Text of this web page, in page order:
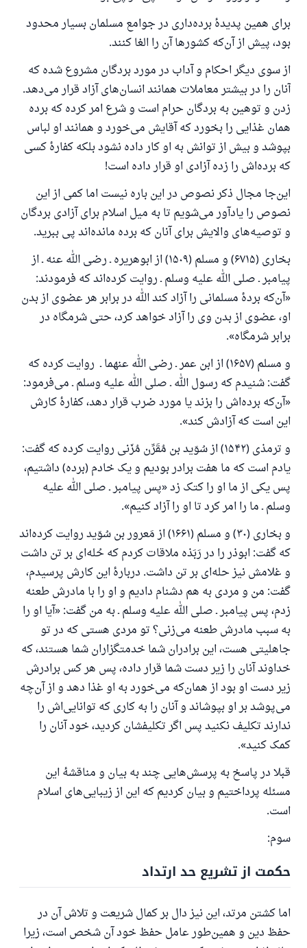
برای همین پدیدهٔ برده‌داری در جوامع مسلمان بسیار محدود
بود، پیش از آن‌که کشورها آن را الغا کنند.
از سوی دیگر احکام و آداب در مورد بردگان مشروع شده که
آنان را در بیشتر معاملات همانند انسان‌های آزاد قرار می‌دهد.
زدن و توهین به بردگان حرام است و شرع امر کرده که برده
همان غذایی را بخورد که آقایش می‌خورد و همانند او لباس
بپوشد و بیش از توانش به او کار داده نشود بلکه کفارهٔ کسی
که برده‌اش را زده آزادی او قرار داده است!
این‌جا مجال ذکر نصوص در این باره نیست اما کمی از این
نصوص را یادآور می‌شویم تا به میل اسلام برای آزادی بردگان
و توصیه‌های والایش برای آنان که برده مانده‌اند پی ببرید.
بخاری (۶۷۱۵) و مسلم (۱۵۰۹) از ابوهریره ـ رضی الله عنه ـ از
پیامبر ـ صلی الله علیه وسلم ـ روایت کرده‌اند که فرمودند:
«آن‌که بردهٔ مسلمانی را آزاد کند الله در برابر هر عضوی از بدن
او، عضوی از بدن وی را آزاد خواهد کرد، حتی شرمگاه در
برابر شرمگاه».
و مسلم (۱۶۵۷) از ابن عمر ـ رضی الله عنهما ـ روایت کرده که
گفت: شنیدم که رسول الله ـ صلی الله علیه وسلم ـ می‌فرمود:
«آن‌که برده‌اش را بزند یا مورد ضرب قرار دهد، کفارهٔ کارش
این است که آزادش کند».
و ترمذی (۱۵۴۲) از سُوَید بن مُقَرِّن مُزَنی روایت کرده که گفت:
یادم است که ما هفت برادر بودیم و یک خادم (برده) داشتیم،
پس یکی از ما او را کتک زد «پس پیامبر ـ صلی الله علیه
وسلم ـ ما را امر کرد تا او را آزاد کنیم».
و بخاری (۳۰) و مسلم (۱۶۶۱) از مَعرور بن سُوَید روایت کرده‌اند
که گفت: ابوذر را در رَبَذه ملاقات کردم که حُله‌ای بر تن داشت
و غلامش نیز حله‌ای بر تن داشت. دربارهٔ این کارش پرسیدم،
گفت: من و مردی به هم دشنام دادیم و او را با مادرش طعنه
زدم، پس پیامبر ـ صلی الله علیه وسلم ـ به من گفت: «آیا او را
به سبب مادرش طعنه می‌زنی؟ تو مردی هستی که در تو
جاهلیتی هست، این برادران شما خدمتگزاران شما هستند، که
خداوند آنان را زیر دست شما قرار داده، پس هر کس برادرش
زیر دست او بود از همان‌که می‌خورد به او غذا دهد و از آن‌چه
می‌پوشد بر او بپوشاند و آنان را به کاری که توانایی‌اش را
ندارند تکلیف نکنید پس اگر تکلیفشان کردید، خود آنان را
کمک کنید».
قبلا در پاسخ به پرسش‌هایی چند به بیان و مناقشهٔ این
مسئله پرداختیم و بیان کردیم که این از زیبایی‌های اسلام
است.
سوم:
حکمت از تشریع حد ارتداد
اما کشتن مرتد، این نیز دال بر کمال شریعت و تلاش آن در
حفظ دین و همین‌طور عامل حفظ خود آن شخص است، زیرا